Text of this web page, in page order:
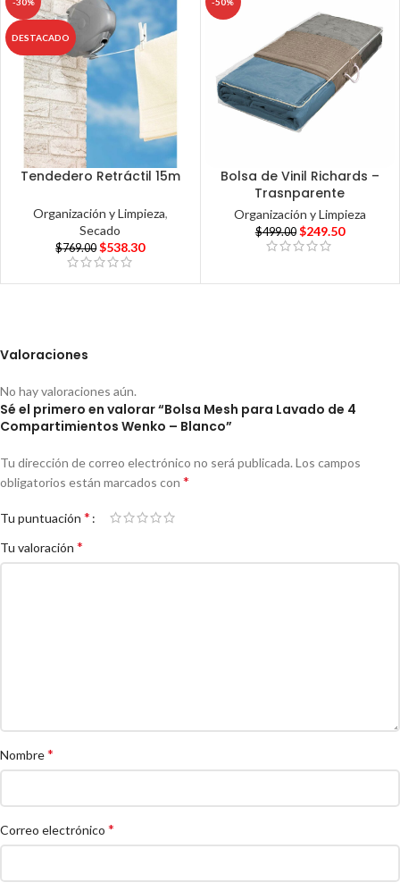
-30%
DESTACADO
Tendedero Retráctil 15m
Organización y Limpieza,
Secado
$769.00 $538.30
-50%
Bolsa de Vinil Richards –
Trasnparente
Organización y Limpieza
$499.00 $249.50
Valoraciones
No hay valoraciones aún.
Sé el primero en valorar “Bolsa Mesh para Lavado de 4
Compartimientos Wenko – Blanco”
Tu dirección de correo electrónico no será publicada. Los campos
obligatorios están marcados con *
Tu puntuación *
Tu valoración *
Nombre*
Correo electrónico *